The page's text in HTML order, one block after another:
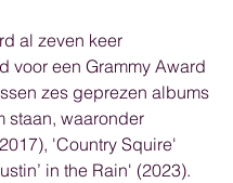
al zeven keer
voor een Grammy Award
zes geprezen albums
staan, waaronder
'Country Squire'
in the Rain' (2023).